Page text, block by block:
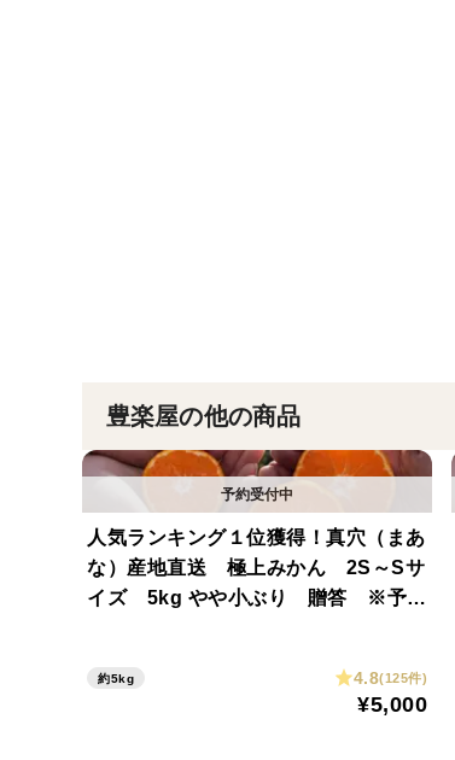
豊楽屋の他の商品
人気ランキング１位獲得！真穴（まあ
な）産地直送 極上みかん 2S～Sサ
イズ 5kg やや小ぶり 贈答 ※予約
約5kg 4.8(125件)
¥5,000